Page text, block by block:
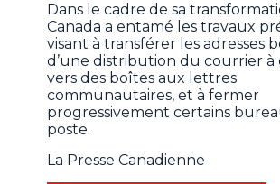
Dans le cadre de sa
Canada a entamé les travaux
visant à transférer les adresses
d’une distribution du courrier à
vers des boîtes aux lettres
communautaires, et à fermer
progressivement certains
poste.
La Presse Canadienne